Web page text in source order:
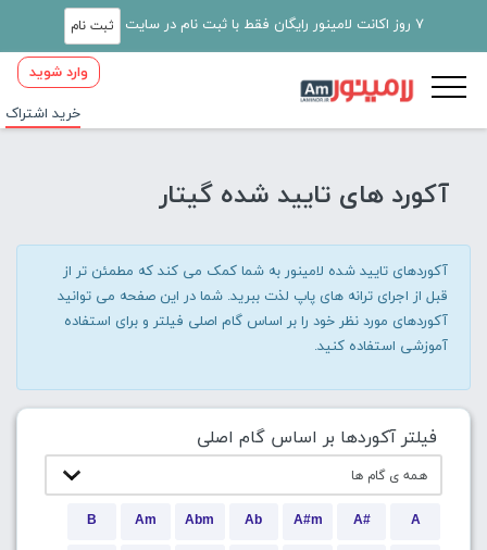
7 روز اکانت لامینور رایگان فقط با ثبت نام در سایت ثبت نام
وارد شوید
خرید اشتراک
آکورد های تایید شده گیتار
آکوردهای تایید شده لامینور به شما کمک می کند که مطمئن تر از
قبل از اجرای ترانه های پاپ لذت ببرید. شما در این صفحه می توانید
آکوردهای مورد نظر خود را بر اساس گام اصلی فیلتر و برای استفاده
آموزشی استفاده کنید.
فیلتر آکوردها بر اساس گام اصلی
A
A#
A#m
Ab
Abm
Am
B